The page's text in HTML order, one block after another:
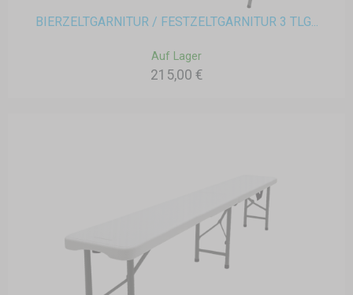
BIERZELTGARNITUR / FESTZELTGARNITUR 3 TLG...
Auf Lager
215,00 €